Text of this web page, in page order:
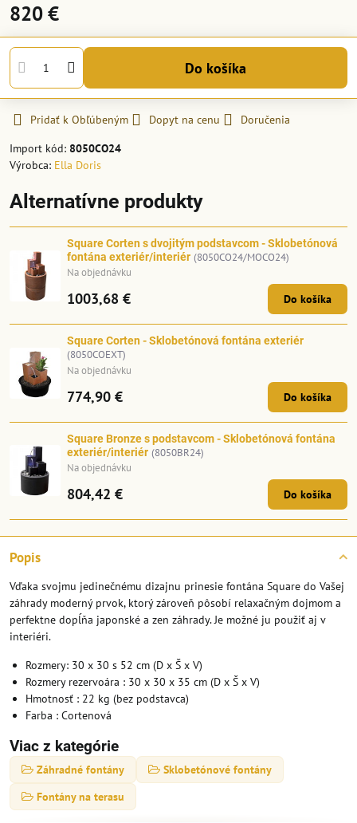
820 €
Do košíka
Pridať k Obľúbeným Dopyt na cenu
Doručenia
Import kód: 8050CO24
Výrobca: Ella Doris
Popis
Vďaka svojmu jedinečnému dizajnu prinesie fontána Square do Vašej
záhrady moderný prvok, ktorý zároveň pôsobí relaxačným dojmom a
perfektne dopĺňa japonské a zen záhrady. Je možné ju použiť aj v
interiéri.
Rozmery: 30 x 30 s 52 cm (D x Š x V)
Rozmery rezervoára : 30 x 30 x 35 cm (D x Š x V)
Hmotnosť : 22 kg (bez podstavca)
Farba : Cortenová
Viac z kategórie
Záhradné fontány
Sklobetónové fontány
Fontány na terasu
Alternatívne produkty
Square Corten s dvojitým podstavcom - Sklobetónová
fontána exteriér/interiér (8050CO24/MOCO24)
Na objednávku
1003,68 € Do košíka
Square Corten - Sklobetónová fontána exteriér
(8050COEXT)
Na objednávku
774,90 € Do košíka
Square Bronze s podstavcom - Sklobetónová fontána
exteriér/interiér (8050BR24)
Na objednávku
804,42 € Do košíka